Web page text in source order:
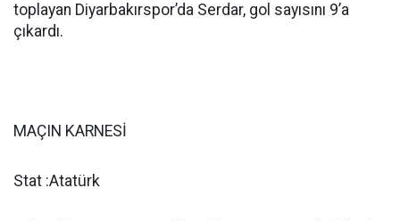
toplayan Diyarbakırspor’da Serdar, gol sayısını 9’a
çıkardı.
MAÇIN KARNESİ
Stat :Atatürk